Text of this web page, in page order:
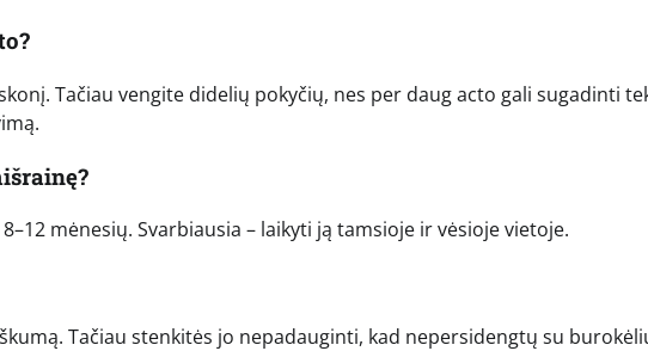
Tačiau vengite didelių pokyčių, nes per daug acto gali sugadinti
mėnesių. Svarbiausia – laikyti ją tamsioje ir vėsioje vietoje.
Tačiau stenkitės jo nepadauginti, kad nepersidengtų su